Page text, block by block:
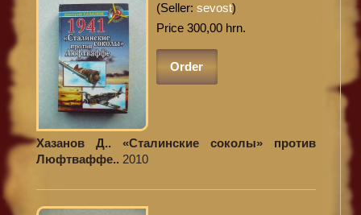
(Seller: sevost)
Price 300,00 hrn.
Order
Хазанов Д.. «Сталинские соколы» против
Люфтваффе.. 2010